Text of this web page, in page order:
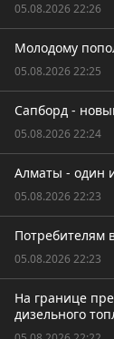
05.08.2026 22:26
Молодому
05.08.2026 22:25
Сапборд -
05.08.2026 22:24
Алматы - один
05.08.2026 22:23
Потребителям
05.08.2026 22:23
На границе
дизельного